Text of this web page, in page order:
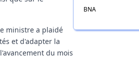
ministre a plaidé
et d'adapter la
du mois
BNA